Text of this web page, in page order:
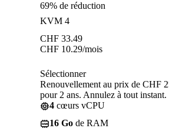
69% de réduction
KVM 4
CHF 33.49
CHF 10.29/mois
Sélectionner
Renouvellement au prix de CHF
pour 2 ans. Annulez à tout instant.
4 cœurs vCPU
16 Go de RAM